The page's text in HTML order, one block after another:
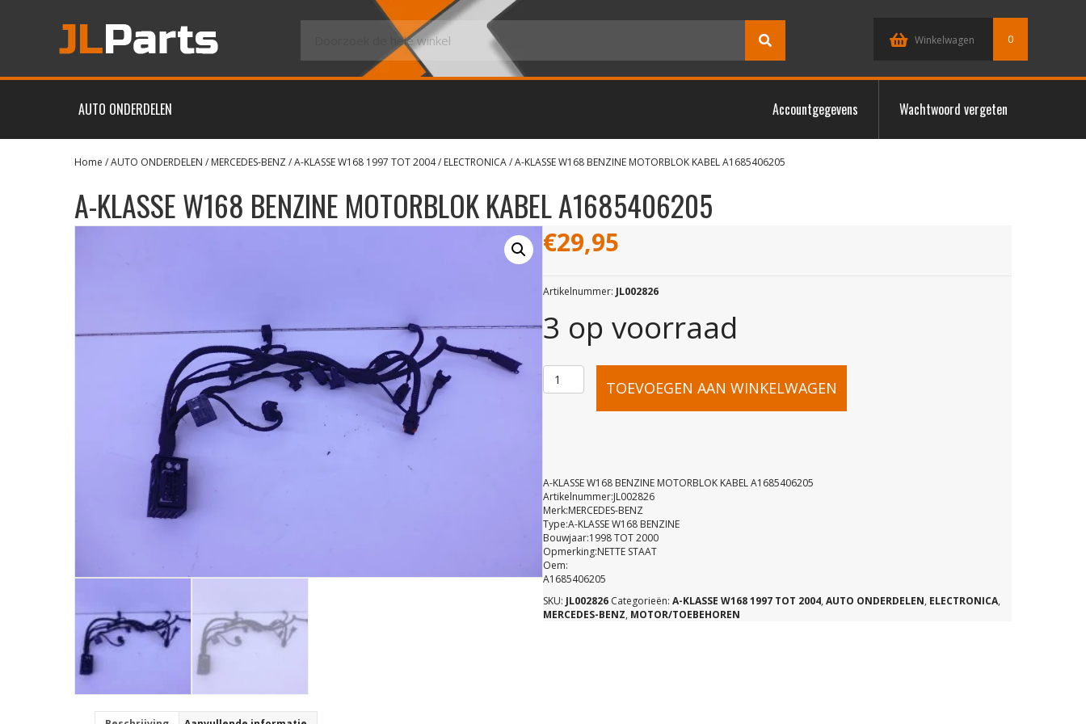
Winkelwagen 0
AUTO ONDERDELEN Accountgegevens Wachtwoord vergeten
Home /AUTO ONDERDELEN / MERCEDES-BENZ/A-KLASSE W168 1997 TOT 2004/ ELECTRONICA/ A-KLASSE W168 BENZINE MOTORBLOK KABEL A1685406205
A-KLASSE W168 BENZINE MOTORBLOK KABEL A1685406205
€29,95
Artikelnummer: JL002826
3 op voorraad
A-
W168
BENZINE
MOTORBLOK
KABEL
TOEVOEGEN AAN WINKELWAGEN
A-KLASSE W168 BENZINE MOTORBLOK KABEL A1685406205
Artikelnummer:JL002826
Merk:MERCEDES-BENZ
Type:A-KLASSE W168 BENZINE
Bouwjaar:1998 TOT 2000
Opmerking:NETTE STAAT
Oem:
A1685406205
SKU: JL002826 Categorieën: A-KLASSE W168 1997 TOT 2004, AUTO ONDERDELEN, ELECTRONICA,
MERCEDES-BENZ, MOTOR/TOEBEHOREN